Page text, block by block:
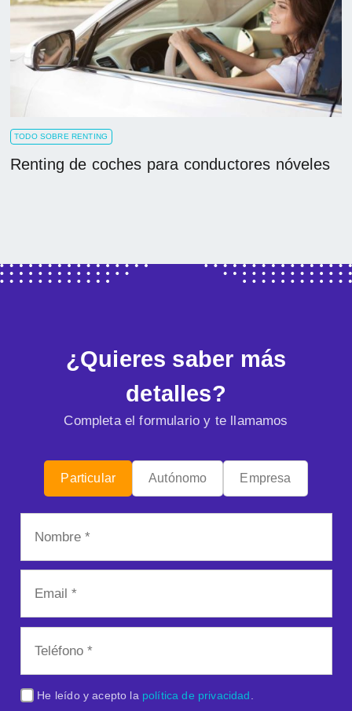
TODO SOBRE RENTING
Renting de coches para conductores nóveles
¿Quieres saber más
detalles?
Completa el formulario y te llamamos
Particular Autónomo Empresa
He leído y acepto la política de privacidad